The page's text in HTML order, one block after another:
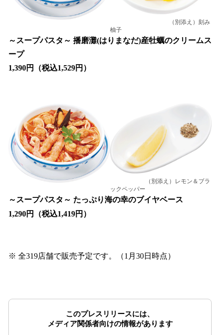
（別添え）刻み
柚子
～スープパスタ～ 播磨灘(はりまなだ)産牡蠣のクリームス
ープ
1,390円（税込1,529円）
（別添え）レモン＆ブラ
ックペッパー
～スープパスタ～ たっぷり海の幸のブイヤベース
1,290円（税込1,419円）
※ 全319店舗で販売予定です。（1月30日時点）
このプレスリリースには、
メディア関係者向けの情報があります